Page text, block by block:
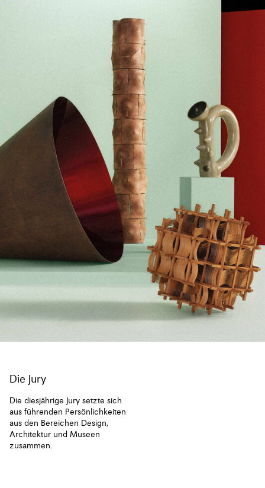
Die Jury
Die diesjährige Jury setzte sich
aus führenden Persönlichkeiten
aus den Bereichen Design,
Architektur und Museen
zusammen.